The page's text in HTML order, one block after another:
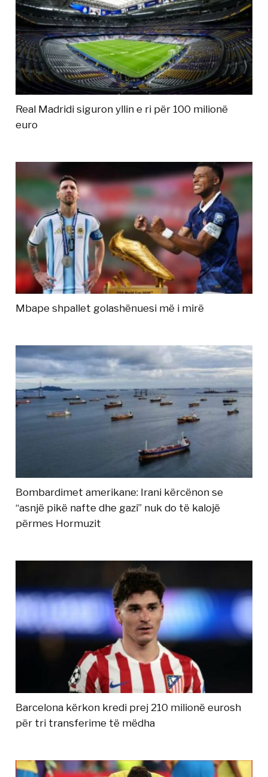
Real Madridi siguron yllin e ri për 100 milionë
euro
Mbape shpallet golashënuesi më i mirë
Bombardimet amerikane: Irani kërcënon se
“asnjë pikë nafte dhe gazi” nuk do të kalojë
përmes Hormuzit
Barcelona kërkon kredi prej 210 milionë eurosh
për tri transferime të mëdha